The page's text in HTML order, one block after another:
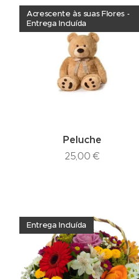
Peluche
Acrescente às suas Flores -
Entrega Incluída
25,00 €
Entrega Incluída